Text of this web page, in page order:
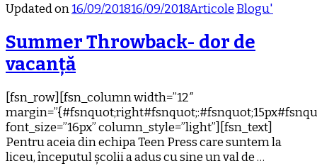
Updated on16/09/201816/09/2018Articole Blogu'
Summer Throwback- dor de
vacanță
[fsn_row][fsn_column width=”12″
font_size=”16px” column_style=”light”][fsn_text]
Pentru aceia din echipa Teen Press care suntem la
liceu, începutul școlii a adus cu sine un val de …